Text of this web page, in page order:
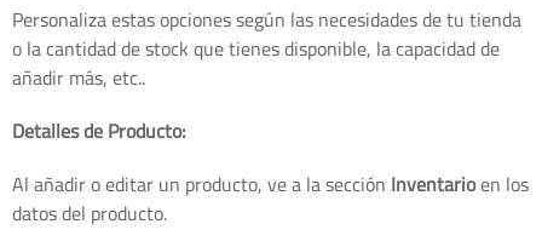
Personaliza estas opciones según las necesidades de tu tienda
o la cantidad de stock que tienes disponible, la capacidad de
añadir más, etc..
Detalles de Producto:
Al añadir o editar un producto, ve a la sección Inventarioen los
datos del producto.